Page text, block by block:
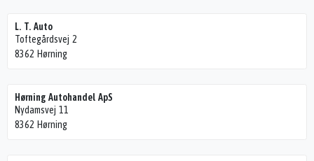
L. T. Auto
Toftegårdsvej 2
8362 Hørning
Hørning Autohandel ApS
Nydamsvej 11
8362 Hørning